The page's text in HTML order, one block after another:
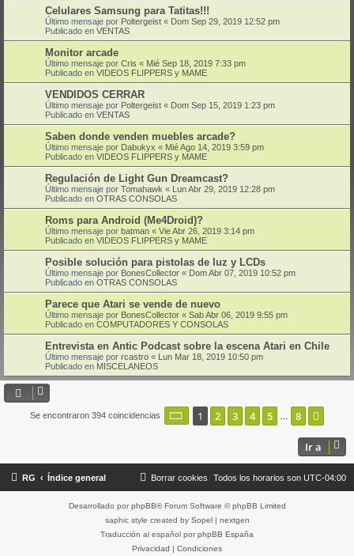
Celulares Samsung para Tatitas!!!
Último mensaje por Poltergeist « Dom Sep 29, 2019 12:52 pm
Publicado en VENTAS
Monitor arcade
Último mensaje por Cris « Mié Sep 18, 2019 7:33 pm
Publicado en VIDEOS FLIPPERS y MAME
VENDIDOS CERRAR
Último mensaje por Poltergeist « Dom Sep 15, 2019 1:23 pm
Publicado en VENTAS
Saben donde venden muebles arcade?
Último mensaje por Dabukyx « Mié Ago 14, 2019 3:59 pm
Publicado en VIDEOS FLIPPERS y MAME
Regulación de Light Gun Dreamcast?
Último mensaje por Tomahawk « Lun Abr 29, 2019 12:28 pm
Publicado en OTRAS CONSOLAS
Roms para Android (Me4Droid)?
Último mensaje por batman « Vie Abr 26, 2019 3:14 pm
Publicado en VIDEOS FLIPPERS y MAME
Posible solución para pistolas de luz y LCDs
Último mensaje por BonesCollector « Dom Abr 07, 2019 10:52 pm
Publicado en OTRAS CONSOLAS
Parece que Atari se vende de nuevo
Último mensaje por BonesCollector « Sab Abr 06, 2019 9:55 pm
Publicado en COMPUTADORES Y CONSOLAS
Entrevista en Antic Podcast sobre la escena Atari en Chile
Último mensaje por rcastro « Lun Mar 18, 2019 10:50 pm
Publicado en MISCELANEOS
Se encontraron 394 coincidencias Página de
1 2 3 4 5 8
Ir a
RG Índice general Todos los horarios son UTC-04:00
Borrar cookies
Desarrollado por phpBB® Forum Software © phpBB Limited
saphic style created by Sopel| nextgen
Traducción al español por phpBB España
Privacidad | Condiciones